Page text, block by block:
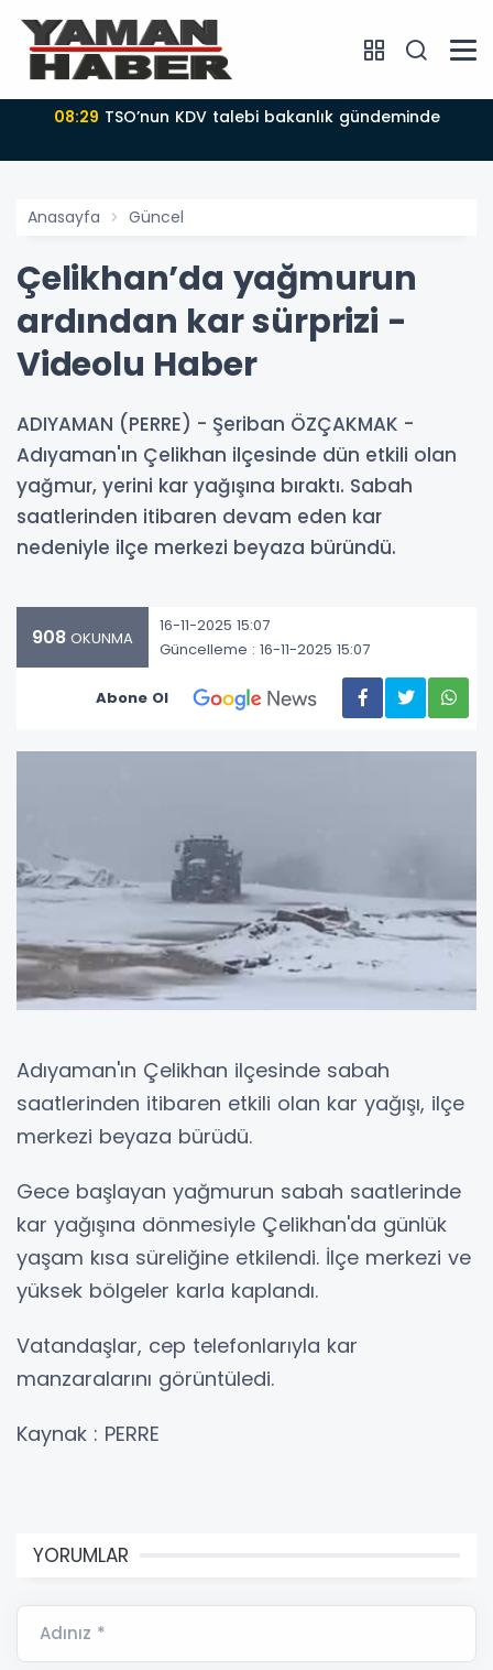
08:29 TSO’nun KDV talebi bakanlık gündeminde
Anasayfa Güncel
Çelikhan’da yağmurun
ardından kar sürprizi -
Videolu Haber
ADIYAMAN (PERRE) - Şeriban ÖZÇAKMAK -
Adıyaman'ın Çelikhan ilçesinde dün etkili olan
yağmur, yerini kar yağışına bıraktı. Sabah
saatlerinden itibaren devam eden kar
nedeniyle ilçe merkezi beyaza büründü.
908 OKUNMA
16-11-2025 15:07
Güncelleme : 16-11-2025 15:07
Abone Ol
Adıyaman'ın Çelikhan ilçesinde sabah
saatlerinden itibaren etkili olan kar yağışı, ilçe
merkezi beyaza bürüdü.
Gece başlayan yağmurun sabah saatlerinde
kar yağışına dönmesiyle Çelikhan'da günlük
yaşam kısa süreliğine etkilendi. İlçe merkezi ve
yüksek bölgeler karla kaplandı.
Vatandaşlar, cep telefonlarıyla kar
manzaralarını görüntüledi.
Kaynak : PERRE
YORUMLAR
Adınız *